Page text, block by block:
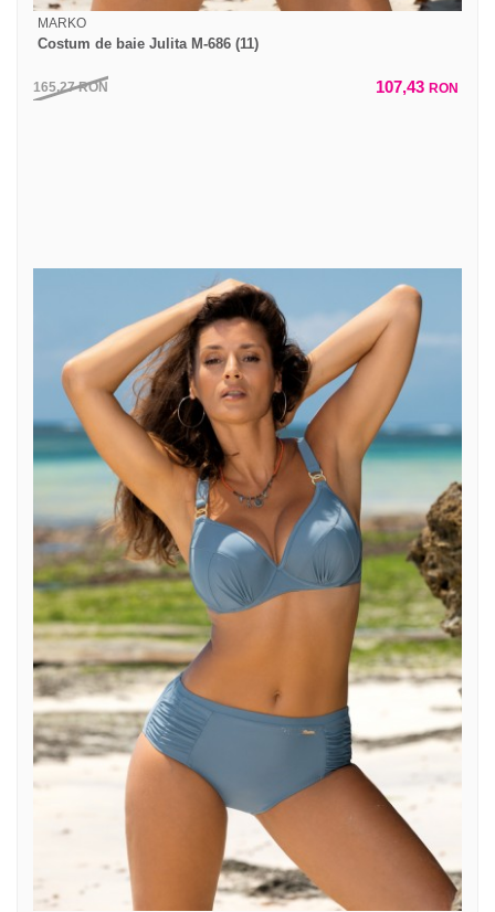
MARKO
Costum de baie Julita M-686 (11)
165,27RON 107,43 RON